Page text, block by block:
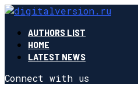
AUTHORS LIST
HOME
LATEST NEWS
Connect with us